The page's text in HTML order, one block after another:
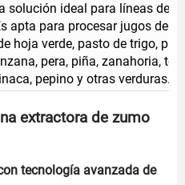
solución ideal para líneas de
apta para procesar jugos de
hoja verde, pasto de trigo,
pera, piña, zanahoria,
pepino y otras verduras.
extractora de zumo
tecnología avanzada de